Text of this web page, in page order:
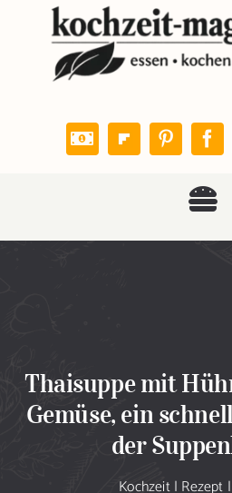
springen
Sammlung
Thaisuppe mit
Gemüse, ein
der
Kochzeit| Rezept